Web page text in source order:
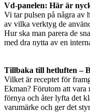
Vd-panelen: Här är
Vi tar pulsen på några av
av vilka verktyg de
Hur ska man parera de
med dra nytta av en
Tillbaka till hetluften –
Vilket är receptet för
Ekman? Förutom att vara
förnya och åter lyfta det
varumärke och ger det